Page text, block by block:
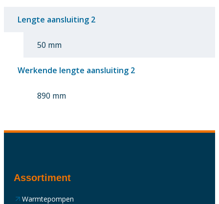
Lengte aansluiting 2
50 mm
Werkende lengte aansluiting 2
890 mm
Assortiment
Warmtepompen